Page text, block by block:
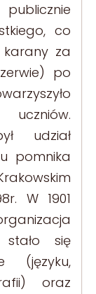
co
karany za
po
udział
pomnika
W 1901
stało się
(języku,
oraz